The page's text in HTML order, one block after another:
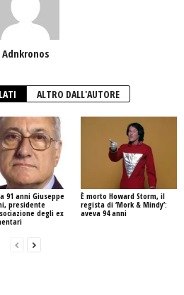
Adnkronos
ALTRO DALL'AUTORE
91 anni Giuseppe
presidente
degli ex
È morto Howard Storm, il
regista di ‘Mork & Mindy’:
aveva 94 anni